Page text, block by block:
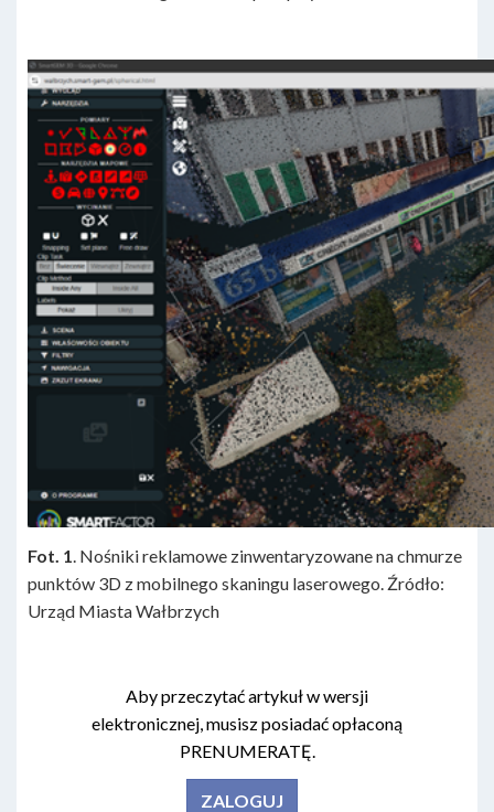
Fot. 1 . Nośniki reklamowe zinwentaryzowane na chmurze
punktów 3D z mobilnego skaningu laserowego. Źródło:
Urząd Miasta Wałbrzych
Aby przeczytać artykuł w wersji
elektronicznej, musisz posiadać opłaconą
PRENUMERATĘ.
ZALOGUJ